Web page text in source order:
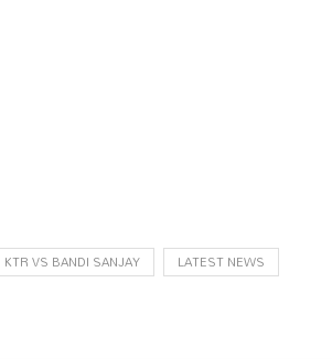
KTR VS BANDI SANJAY
LATEST NEWS